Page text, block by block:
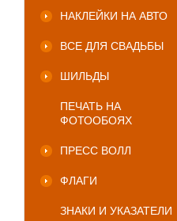
НАКЛЕЙКИ НА АВТО
ВСЕ ДЛЯ СВАДЬБЫ
ШИЛЬДЫ
ПЕЧАТЬ НА
ФОТООБОЯХ
ПРЕСС ВОЛЛ
ФЛАГИ
ЗНАКИ И УКАЗАТЕЛИ